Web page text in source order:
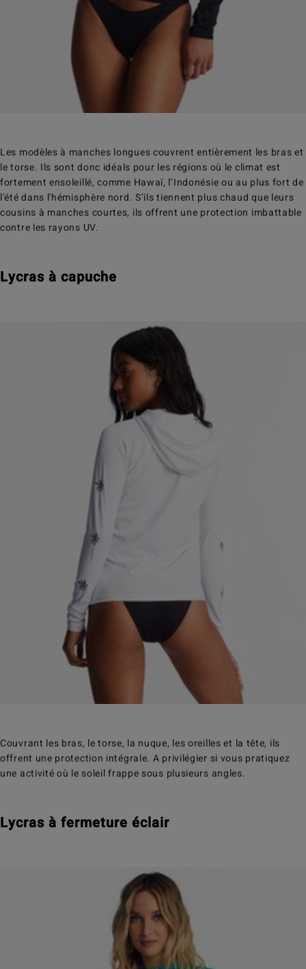
Les modèles à manches longues couvrent entièrement les bras et
le torse. Ils sont donc idéals pour les régions où le climat est
fortement ensoleillé, comme Hawaï, l’Indonésie ou au plus fort de
l'été dans l'hémisphère nord. S’ils tiennent plus chaud que leurs
cousins à manches courtes, ils offrent une protection imbattable
contre les rayons UV.
Lycras à capuche
Couvrant les bras, le torse, la nuque, les oreilles et la tête, ils
offrent une protection intégrale. A privilégier si vous pratiquez
une activité où le soleil frappe sous plusieurs angles.
Lycras à fermeture éclair